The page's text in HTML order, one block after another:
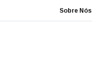
Sobre Nós